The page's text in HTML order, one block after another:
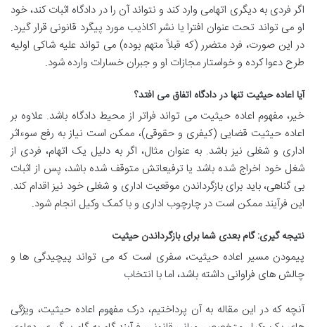
اگر فردی به دیگری اتهامی وارد کند و نتواند آن را در دادگاه اثبات کند، خود
او می تواند تحت عنوان افترا یا نشر اکاذیب مورد پیگرد قانونی قرار گیرد.
در این صورت، فرد متضرر (که قبلاً متهم بوده) می تواند علیه شاکی اولیه
طرح دعوا کرده و خواستار مجازات او و جبران خسارات وارده شود.
آیا اعاده حیثیت تنها در دادگاه اتفاق می افتد؟
خیر، مفهوم اعاده حیثیت می تواند فراتر از محیط دادگاه باشد. علاوه بر
اعاده حیثیت قضایی (کیفری و حقوقی)، ممکن است نیاز به رفع سوءاثر
اداری و شغلی نیز باشد. به عنوان مثال، اگر به دلیل یک اتهام، فردی از
شغل خود اخراج شده باشد یا ترفیعاتش متوقف شده باشد، پس از اثبات
بی گناهی، باید برای بازگرداندن موقعیت اداری و شغلی خود نیز اقدام کند.
این فرآیند ممکن است در چارچوب اداری و با کمک وکیل انجام شود.
نتیجه گیری: گام بعدی شما برای بازگرداندن حیثیت
پیمودن مسیر اعاده حیثیت، سفری است که می تواند پیچیدگی ها و
چالش های فراوانی داشته باشد، اما با انتخاب
آنچه که در این مقاله به آن پرداختیم، درک مفهوم اعاده حیثیت، ویژگی